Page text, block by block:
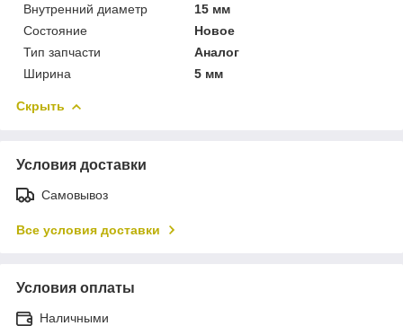
Внутренний диаметр
15 мм
Состояние
Новое
Тип запчасти
Аналог
Ширина
5 мм
Скрыть
Условия доставки
Самовывоз
Все условия доставки
Условия оплаты
Наличными